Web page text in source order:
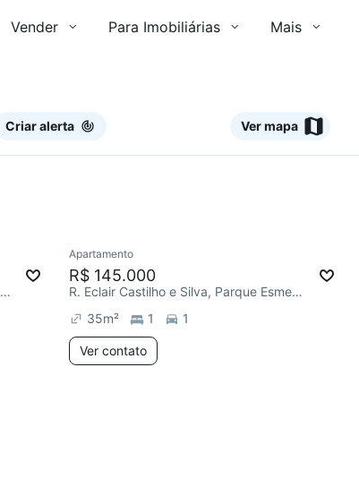
Vender Para Imobiliárias Mais
Criar alerta Ver mapa
R. Manoel Faciabem Gimenes, Parque Esmeralda
Redecorar
Apartamento
R$ 145.000
R. Eclair Castilho e Silva, Parque Esmeralda
35m² 1 1
Ver contato